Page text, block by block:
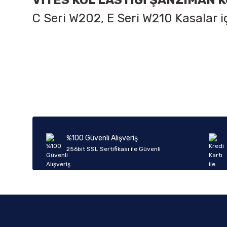
C Seri W202, E Seri W210
Ürün fiyatı diğer sitelerden daha pahalı.
Bu ürüne benzer farklı alternatifler olmalı.
%100 Güvenli Alışveriş
256bit SSL Sertifikası ile Güvenli